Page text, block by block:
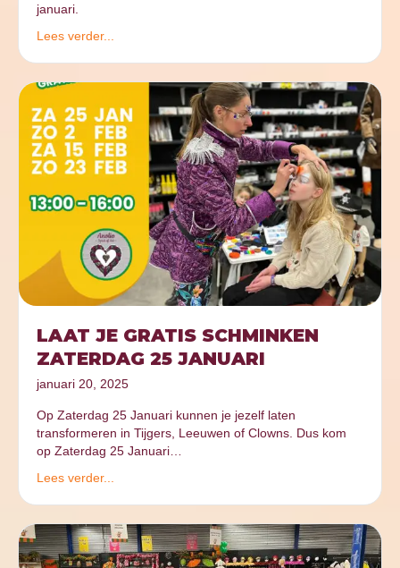
januari.
Lees verder...
LAAT JE GRATIS SCHMINKEN
ZATERDAG 25 JANUARI
januari 20, 2025
Op Zaterdag 25 Januari kunnen je jezelf laten
transformeren in Tijgers, Leeuwen of Clowns. Dus kom
op Zaterdag 25 Januari…
Lees verder...